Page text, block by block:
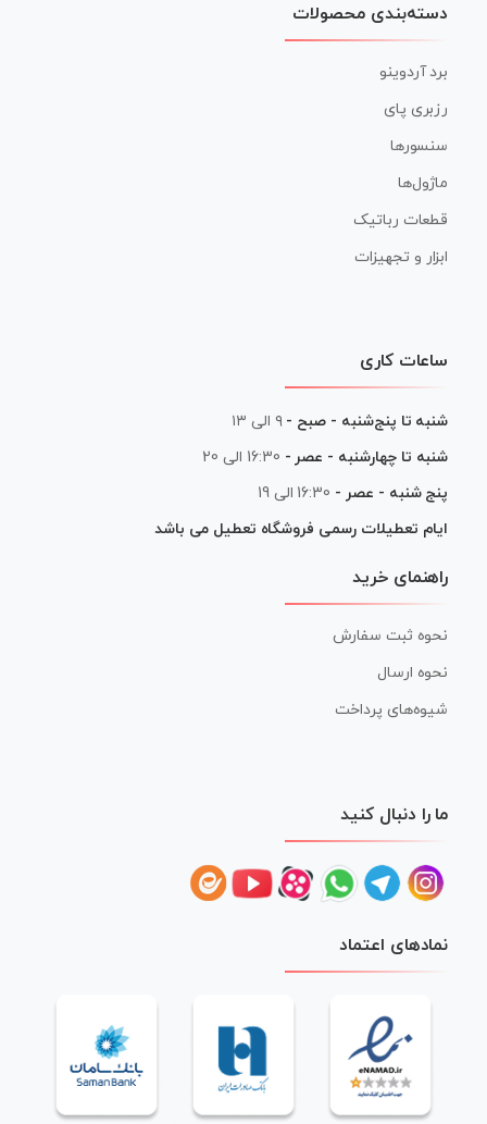
دسته‌بندی محصولات
برد آردوینو
رزبری پای
سنسورها
ماژول‌ها
قطعات رباتیک
ابزار و تجهیزات
ساعات کاری
شنبه تا پنج‌شنبه - صبح - ۹ الی ۱۳
شنبه تا چهارشنبه - عصر - 16:30 الی 20
پنج شنبه - عصر - 16:30 الی 19
ایام تعطیلات رسمی فروشگاه تعطیل می باشد
راهنمای خرید
نحوه ثبت سفارش
نحوه ارسال
شیوه‌های پرداخت
ما را دنبال کنید
نمادهای اعتماد